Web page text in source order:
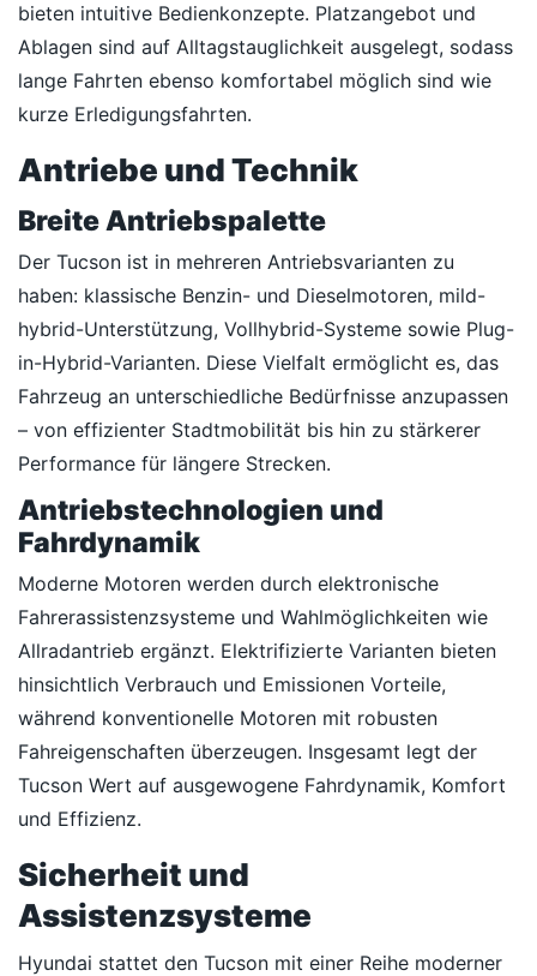
bieten intuitive Bedienkonzepte. Platzangebot und
Ablagen sind auf Alltagstauglichkeit ausgelegt, sodass
lange Fahrten ebenso komfortabel möglich sind wie
kurze Erledigungsfahrten.
Antriebe und Technik
Breite Antriebspalette
Der Tucson ist in mehreren Antriebsvarianten zu
haben: klassische Benzin- und Dieselmotoren, mild-
hybrid-Unterstützung, Vollhybrid-Systeme sowie Plug-
in-Hybrid-Varianten. Diese Vielfalt ermöglicht es, das
Fahrzeug an unterschiedliche Bedürfnisse anzupassen
– von effizienter Stadtmobilität bis hin zu stärkerer
Performance für längere Strecken.
Antriebstechnologien und
Fahrdynamik
Moderne Motoren werden durch elektronische
Fahrerassistenzsysteme und Wahlmöglichkeiten wie
Allradantrieb ergänzt. Elektrifizierte Varianten bieten
hinsichtlich Verbrauch und Emissionen Vorteile,
während konventionelle Motoren mit robusten
Fahreigenschaften überzeugen. Insgesamt legt der
Tucson Wert auf ausgewogene Fahrdynamik, Komfort
und Effizienz.
Sicherheit und
Assistenzsysteme
Hyundai stattet den Tucson mit einer Reihe moderner